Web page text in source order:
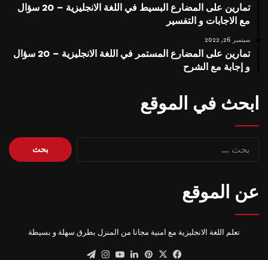
تمارين على المضارع البسيط في اللغة الانجليزية – 20 سؤال
مع الاجابات و التفسير
سبتمبر 26, 2022
تمارين على المضارع المستمر في اللغة الانجليزية – 20 سؤال
و إجابة مع الشرح
ابحث في الموقع
البحث
عن:
عن الموقع
تعلم اللغة الانجليزية مع امنية مجانا من المنزل بطرق سهلة و بسيطة
فيسبوك
‫X بينتيريست
لينكدإن‫YouTube
انستقرام